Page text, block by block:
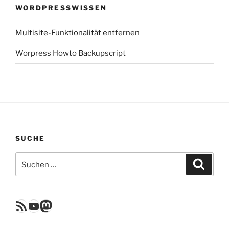
WORDPRESSWISSEN
Multisite-Funktionalität entfernen
Worpress Howto Backupscript
SUCHE
nach:
RSS FeedYouTube
Mastodon